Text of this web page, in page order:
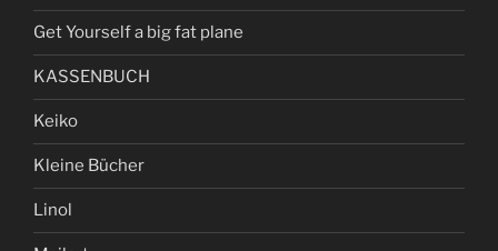
Get Yourself a big fat plane
KASSENBUCH
Keiko
Kleine Bücher
Linol